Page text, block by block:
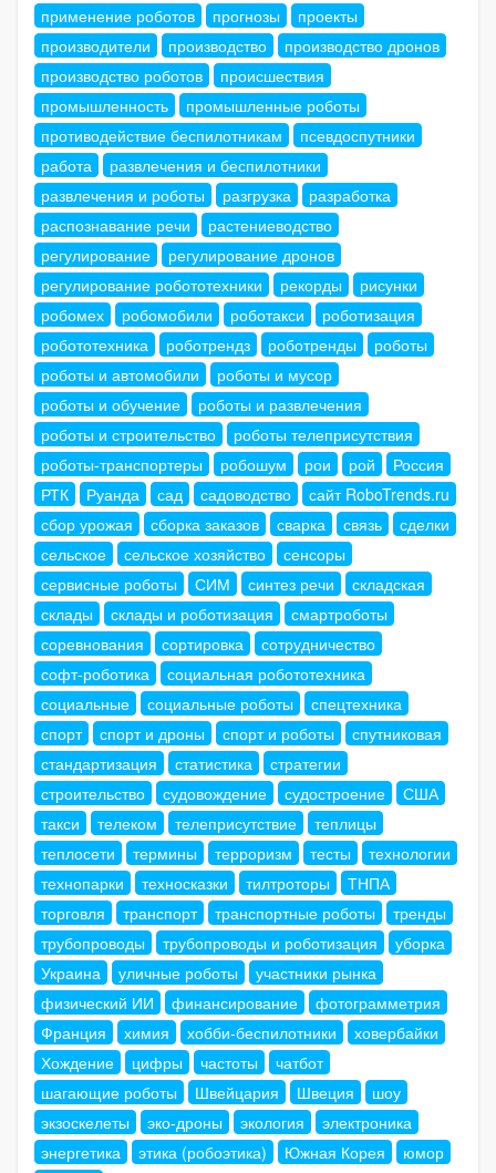
применение роботов
прогнозы
проекты
производители
производство
производство дронов
производство роботов
происшествия
промышленность
промышленные роботы
противодействие беспилотникам
псевдоспутники
работа
развлечения и беспилотники
развлечения и роботы
разгрузка
разработка
распознавание речи
растениеводство
регулирование
регулирование дронов
регулирование робототехники
рекорды
рисунки
робомех
робомобили роботакси
роботизация
робототехника
роботрендз роботренды
роботы
роботы и автомобили
роботы и мусор
роботы и обучение
роботы и развлечения
роботы и строительство
роботы телеприсутствия
роботы-транспортеры
робошум рои рой
Россия
РТК
Руанда сад садоводство
сайт RoboTrends.ru
сбор урожая
сборка заказов сварка связь
сделки
сельское
сельское хозяйство
сенсоры
сервисные роботы
СИМ синтез речи
складская
склады
склады и роботизация
смартроботы
соревнования
сортировка
сотрудничество
софт-роботика
социальная робототехника
социальные
социальные роботы
спецтехника
спорт
спорт и дроны спорт и роботы
спутниковая
стандартизация
статистика
стратегии
строительство
судовождение судостроение
США
такси
телеком телеприсутствие
теплицы
теплосети
термины терроризм тесты
технологии
технопарки
техносказки тилтроторы
ТНПА
торговля
транспорт транспортные роботы
тренды
трубопроводы
трубопроводы и роботизация
уборка
Украина
уличные роботы
участники рынка
физический ИИ
финансирование
фотограмметрия
Франция
химия хобби-беспилотники
ховербайки
Хождение
цифры частоты
чатбот
шагающие роботы
Швейцария Швеция
шоу
экзоскелеты
эко-дроны экология
электроника
энергетика
этика (робоэтика) Южная Корея
юмор